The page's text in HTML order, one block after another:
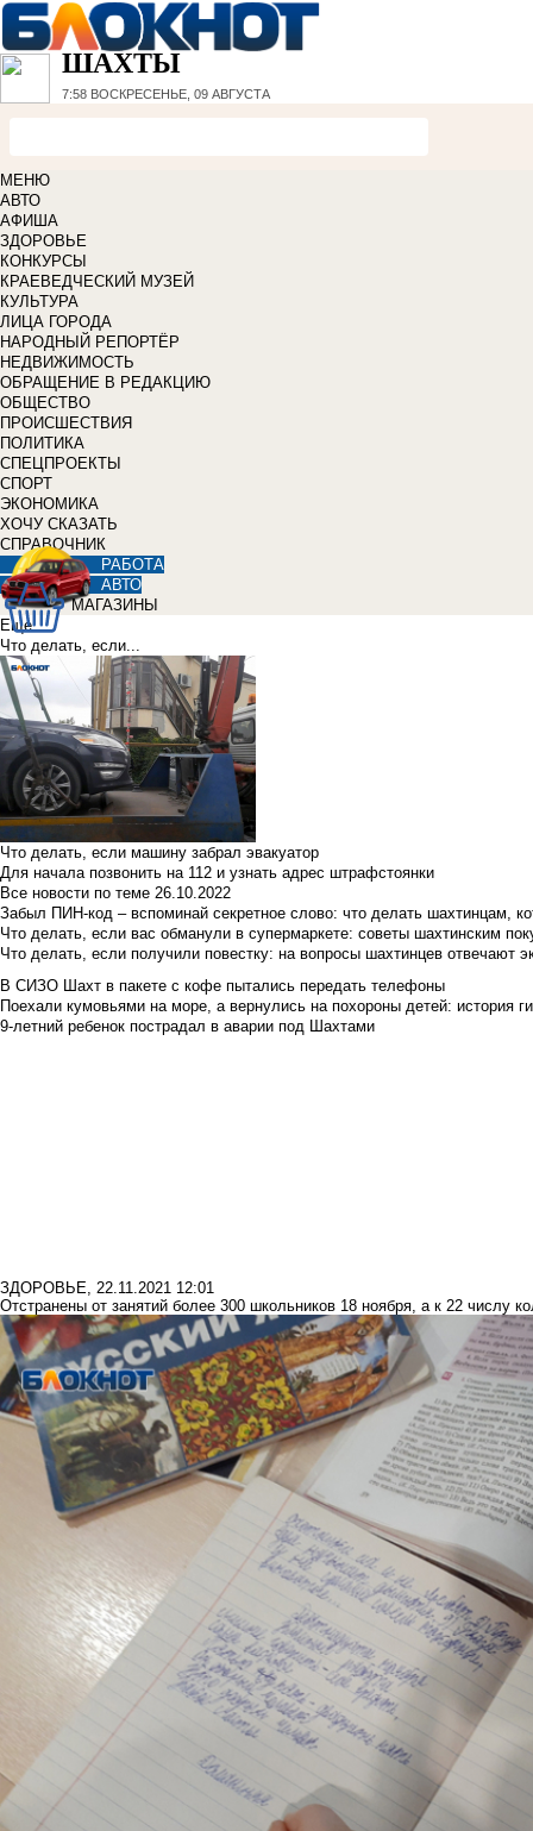
ШАХТЫ
7:58 ВОСКРЕСЕНЬЕ, 09 АВГУСТА
МЕНЮ
АВТО
АФИША
ЗДОРОВЬЕ
КОНКУРСЫ
КРАЕВЕДЧЕСКИЙ МУЗЕЙ
КУЛЬТУРА
ЛИЦА ГОРОДА
НАРОДНЫЙ РЕПОРТЁР
НЕДВИЖИМОСТЬ
ОБРАЩЕНИЕ В РЕДАКЦИЮ
ОБЩЕСТВО
ПРОИСШЕСТВИЯ
ПОЛИТИКА
СПЕЦПРОЕКТЫ
СПОРТ
ЭКОНОМИКА
ХОЧУ СКАЗАТЬ
СПРАВОЧНИК
РАБОТА
АВТО
МАГАЗИНЫ
Еще
Что делать, если...
Что делать, если машину забрал эвакуатор
Для начала позвонить на 112 и узнать адрес штрафстоянки
Все новости по теме 26.10.2022
Забыл ПИН-код – вспоминай секретное слово: что делать шахтинцам,
Что делать, если вас обманули в супермаркете: советы шахтинским
Что делать, если получили повестку: на вопросы шахтинцев отвечают
В СИЗО Шахт в пакете с кофе пытались передать телефоны
Поехали кумовьями на море, а вернулись на похороны детей: история
9-летний ребенок пострадал в аварии под Шахтами
ЗДОРОВЬЕ, 22.11.2021 12:01
Отстранены от занятий более 300 школьников 18 ноября, а к 22 числу